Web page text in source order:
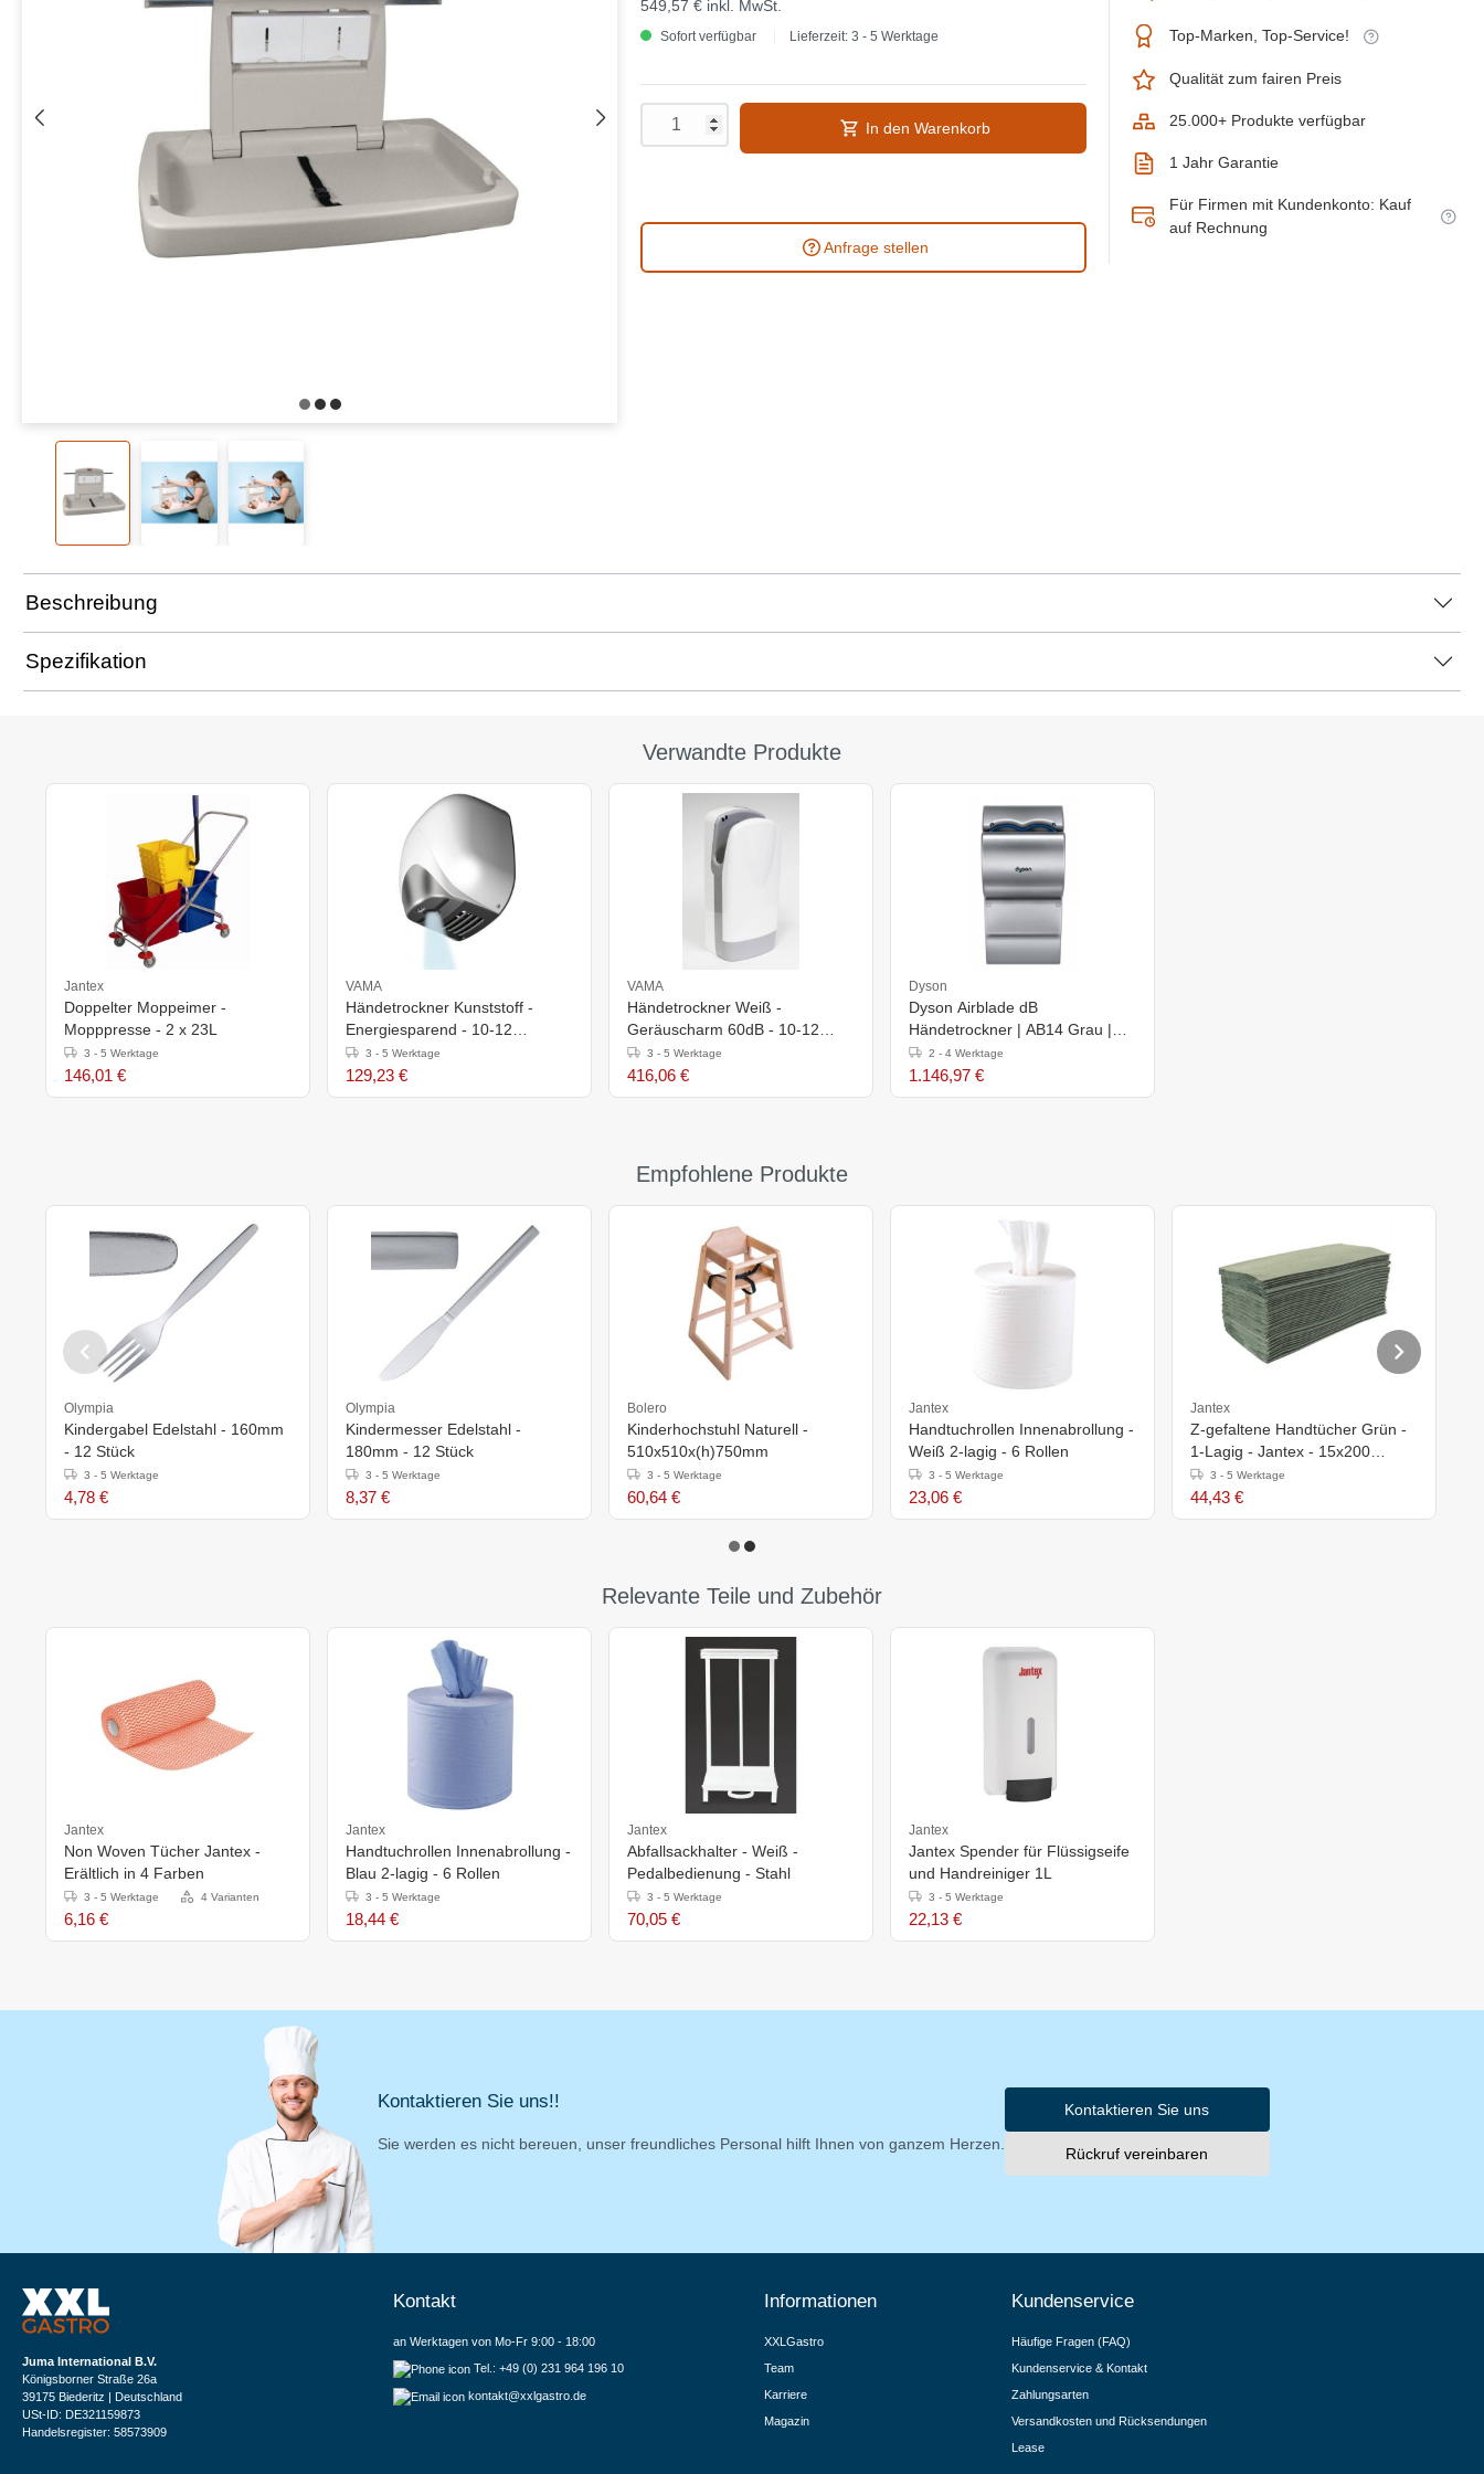
549,57 € inkl. MwSt.
Sofort verfügbar Lieferzeit: 3 - 5 Werktage
In den Warenkorb
Anfrage stellen
Top-Marken, Top-Service!
Qualität zum fairen Preis
25.000+ Produkte verfügbar
1 Jahr Garantie
Für Firmen mit Kundenkonto: Kauf
auf Rechnung
Beschreibung
Spezifikation
Verwandte Produkte
Jantex
Doppelter Moppeimer -
Mopppresse - 2 x 23L
3 - 5 Werktage
146,01 €
VAMA
Händetrockner Kunststoff -
Energiesparend - 10-12
Sekunden - 550W - XXL
Angebot
3 - 5 Werktage
129,23 €
VAMA
Händetrockner Weiß -
Geräuscharm 60dB - 10-12
Sekunden- XXL ANGEBOT
3 - 5 Werktage
416,06 €
Dyson
Dyson Airblade dB
Händetrockner | AB14 Grau |
1600W
2 - 4 Werktage
1.146,97 €
Empfohlene Produkte
Olympia
Kindergabel Edelstahl - 160mm
- 12 Stück
3 - 5 Werktage
4,78 €
Olympia
Kindermesser Edelstahl -
180mm - 12 Stück
3 - 5 Werktage
8,37 €
Bolero
Kinderhochstuhl Naturell -
510x510x(h)750mm
3 - 5 Werktage
60,64 €
Jantex
Handtuchrollen Innenabrollung -
Weiß 2-lagig - 6 Rollen
3 - 5 Werktage
23,06 €
Jantex
Z-gefaltene Handtücher Grün -
1-Lagig - Jantex - 15x200
Tücher
3 - 5 Werktage
44,43 €
Relevante Teile und Zubehör
Jantex
Non Woven Tücher Jantex -
Erältlich in 4 Farben
3 - 5 Werktage 4 Varianten
6,16 €
Jantex
Handtuchrollen Innenabrollung -
Blau 2-lagig - 6 Rollen
3 - 5 Werktage
18,44 €
Jantex
Abfallsackhalter - Weiß -
Pedalbedienung - Stahl
3 - 5 Werktage
70,05 €
Jantex
Jantex Spender für Flüssigseife
und Handreiniger 1L
3 - 5 Werktage
22,13 €
Kontaktieren Sie uns!!
Sie werden es nicht bereuen, unser freundliches Personal hilft Ihnen von ganzem Herzen.
Kontaktieren Sie uns
Rückruf vereinbaren
Juma International B.V.
Königsborner Straße 26a
39175 Biederitz | Deutschland
USt-ID: DE321159873
Handelsregister: 58573909
Kontakt
an Werktagen von Mo-Fr 9:00 - 18:00
Tel.: +49 (0) 231 964 196 10
kontakt@xxlgastro.de
Informationen
XXLGastro
Team
Karriere
Magazin
Kundenservice
Häufige Fragen (FAQ)
Kundenservice & Kontakt
Zahlungsarten
Versandkosten und Rücksendungen
Lease